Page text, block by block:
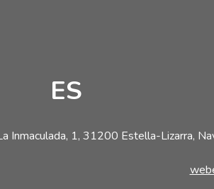
ES
Inmaculada, 1, 31200 Estella-Lizarra,